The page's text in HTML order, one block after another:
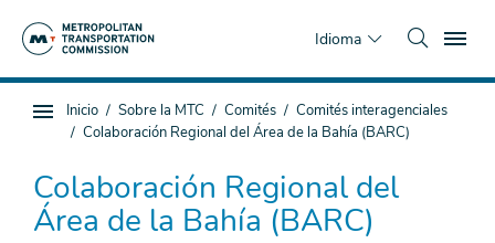
Idioma
Navegación
subpágina
Estás
aquí
Inicio Sobre la MTC Comités
Comités interagenciales
Colaboración Regional del Área de la Bahía (BARC)
Colaboración Regional del
Área de la Bahía (BARC)